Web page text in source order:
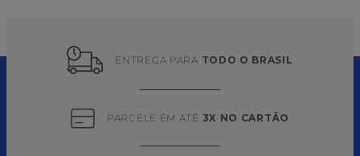
ENTREGA PARA TODO O BRASIL
PARCELE EM ATÉ 3X NO CARTÃO